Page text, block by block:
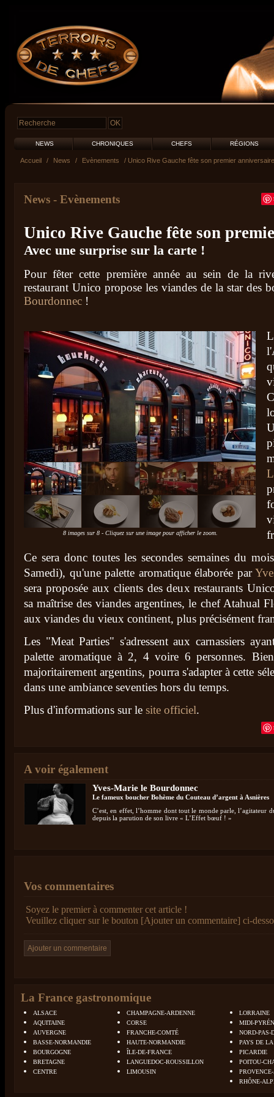
NEWS CHRONIQUES CHEFS RÉGIONS
Accueil / News / Evènements / Unico Rive Gauche fête son premier anniversaire
News - Evènements
Unico Rive Gauche fête son
Avec une surprise sur la carte !
Pour fêter cette première année au sein de la
restaurant Unico propose les viandes de la star des
Bourdonnec !
8 images sur 8 - Cliquez sur une image pour afficher le zoom.
Ce sera donc toutes les secondes semaines du
Samedi), qu'une palette aromatique élaborée par
sera proposée aux clients des deux restaurants
sa maîtrise des viandes argentines, le chef Atahual
aux viandes du vieux continent, plus précisément
Les "Meat Parties" s'adressent aux carnassiers
palette aromatique à 2, 4 voire 6 personnes.
majoritairement argentins, pourra s'adapter à cette
dans une ambiance seventies hors du temps.
Plus d'informations sur le site officiel.
A voir également
Yves-Marie le Bourdonnec
Le fameux boucher Bohème du Couteau d’argent à Asnières
C’est, en effet, l’homme dont tout le monde parle, l’agitateur
depuis la parution de son livre « L’Effet bœuf ! »
Vos commentaires
Soyez le premier à commenter cet article !
Veuillez cliquer sur le bouton [Ajouter un commentaire] ci-
La France gastronomique
ALSACE
AQUITAINE
AUVERGNE
BASSE-NORMANDIE
BOURGOGNE
BRETAGNE
CENTRE
CHAMPAGNE-ARDENNE
CORSE
FRANCHE-COMTÉ
HAUTE-NORMANDIE
ÎLE-DE-FRANCE
LANGUEDOC-ROUSSILLON
LIMOUSIN
LORRAINE
MIDI-
NORD-PAS-
PAYS DE
PICARDIE
POITOU-
RHÔNE-